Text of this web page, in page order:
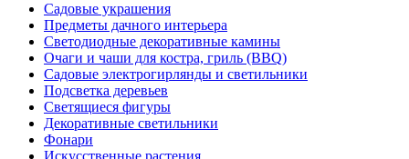
Садовые украшения
Предметы дачного интерьера
Светодиодные декоративные камины
Очаги и чаши для костра, гриль (BBQ)
Садовые электрогирлянды и светильники
Подсветка деревьев
Светящиеся фигуры
Декоративные светильники
Фонари
Искусственные растения